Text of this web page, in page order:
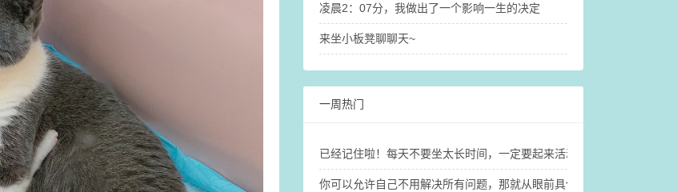
凌晨2：07分，我做出了一个影响一生的决定
来坐小板凳聊聊天~
一周热门
已经记住啦！每天不要坐太长时间，一定要起来活动活动，不然大脑就
你可以允许自己不用解决所有问题，那就​从眼前具体的小事做起吧！